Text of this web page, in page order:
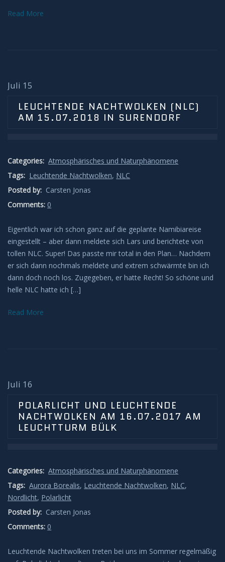
Read More
Juli 15
LEUCHTENDE NACHTWOLKEN (NLC)
AM 15.07.2018 IN SURENDORF
Categories: Atmosphärisches und Naturphänomene
Tags: Leuchtende Nachtwolken, NLC
Posted by: Carsten Jonas
Comments: 0
Eigentlich war ich schon ganz auf die geplante Namibiareise
eingestellt – aber dann meldete sich Lars und berichtete von
tollen NLC. Super! Das passte mir total in den Plan… Nachdem
er sich dann nochmals meldete und extrem schwärmte bin ich
dann doch noch los. Zugegeben, er hatte Recht! So schöne und
helle NLC hatte ich […]
Read More
Juli 16
POLARLICHT UND LEUCHTENDE
NACHTWOLKEN AM 16.07.2017 AM
LEUCHTTURM BÜLK
Categories: Atmosphärisches und Naturphänomene
Tags: Aurora Borealis, Leuchtende Nachtwolken, NLC,
Nordlicht, Polarlicht
Posted by: Carsten Jonas
Comments: 0
Leuchtende Nachtwolken treten bei uns im Sommer regelmäßig